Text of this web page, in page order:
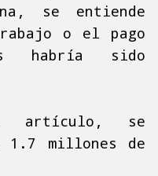
se entiende
o el pago
habría sido
artículo, se
1.7 millones de